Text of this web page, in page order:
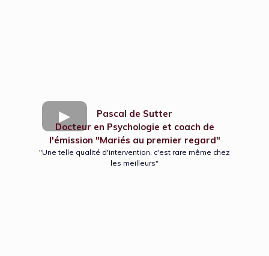
Pascal de Sutter
Docteur en Psychologie et coach de
l'émission "Mariés au premier regard"
"Une telle qualité d'intervention, c'est rare même chez
les meilleurs"